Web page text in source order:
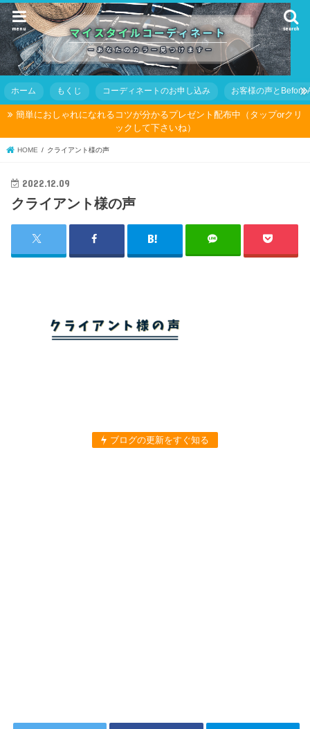
search
menu
ホーム もくじ コーディネートのお申し込み お客様の声とBefore
簡単におしゃれになれるコツが分かるプレゼント配布中（タップorクリ
ックして下さいね）
HOME クライアント様の声
2022.12.09
クライアント様の声
ブログの更新をすぐ知る